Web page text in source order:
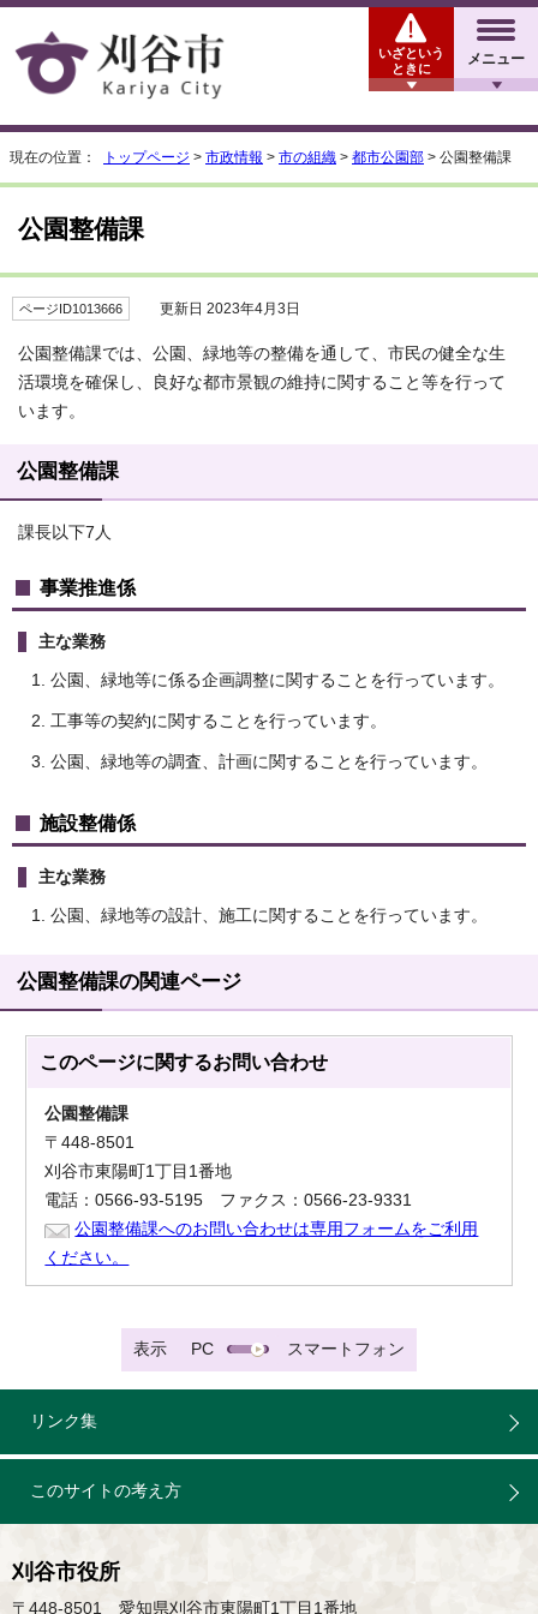
メニュー
いざという
ときに
現在の位置： トップページ > 市政情報 > 市の組織 > 都市公園部 > 公園整備課
公園整備課
ページID1013666 更新日 2023年4月3日
公園整備課では、公園、緑地等の整備を通して、市民の健全な生
活環境を確保し、良好な都市景観の維持に関すること等を行って
います。
公園整備課
課長以下7人
事業推進係
主な業務
公園、緑地等に係る企画調整に関することを行っています。
工事等の契約に関することを行っています。
公園、緑地等の調査、計画に関することを行っています。
施設整備係
主な業務
公園、緑地等の設計、施工に関することを行っています。
公園整備課の関連ページ
このページに関するお問い合わせ
公園整備課
〒448-8501
刈谷市東陽町1丁目1番地
電話：0566-93-5195 ファクス：0566-23-9331
公園整備課へのお問い合わせは専用フォームをご利用
ください。
表示 PC スマートフォン
リンク集
このサイトの考え方
刈谷市役所
〒448-8501 愛知県刈谷市東陽町1丁目1番地